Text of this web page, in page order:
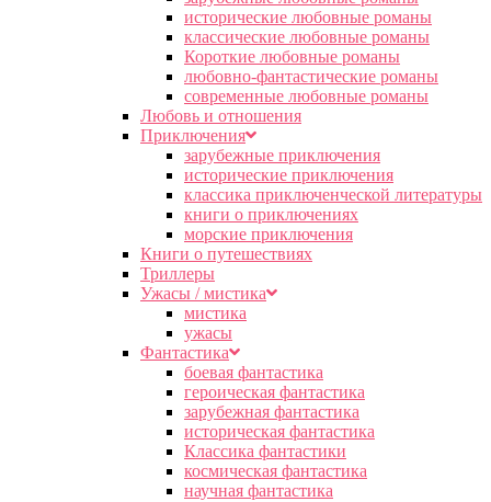
исторические любовные романы
классические любовные романы
Короткие любовные романы
любовно-фантастические романы
современные любовные романы
Любовь и отношения
Приключения
зарубежные приключения
исторические приключения
классика приключенческой литературы
книги о приключениях
морские приключения
Книги о путешествиях
Триллеры
Ужасы / мистика
мистика
ужасы
Фантастика
боевая фантастика
героическая фантастика
зарубежная фантастика
историческая фантастика
Классика фантастики
космическая фантастика
научная фантастика